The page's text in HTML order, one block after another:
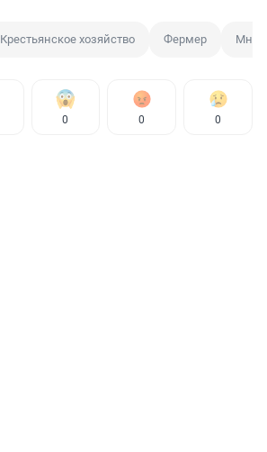
Крестьянское хозяйство Фермер
0 0 0